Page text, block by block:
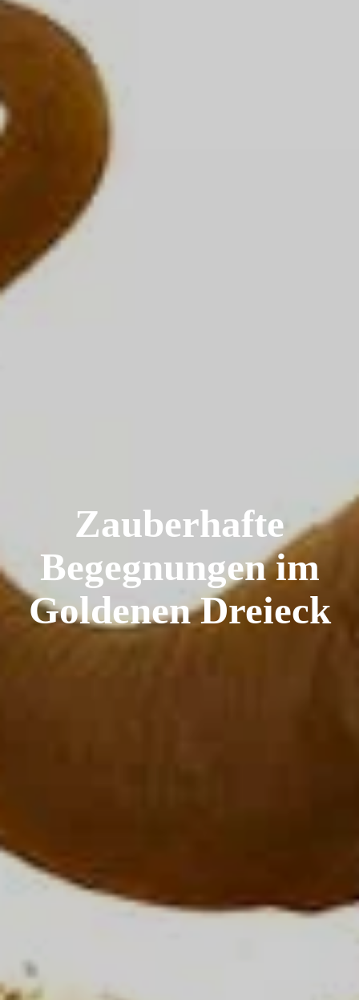
Zauberhafte
Begegnungen im
Goldenen Dreieck